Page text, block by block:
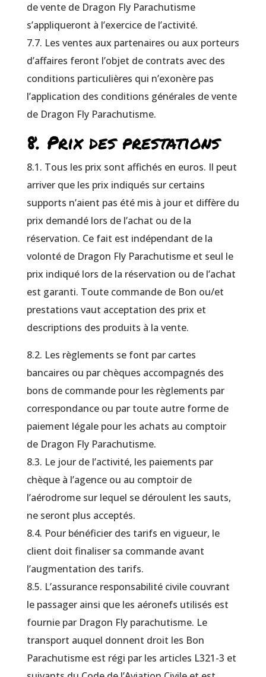
de vente de Dragon Fly Parachutisme
s’appliqueront à l’exercice de l’activité.
7.7. Les ventes aux partenaires ou aux porteurs
d’affaires feront l’objet de contrats avec des
conditions particulières qui n’exonère pas
l’application des conditions générales de vente
de Dragon Fly Parachutisme.
8. Prix des prestations
8.1. Tous les prix sont affichés en euros. Il peut
arriver que les prix indiqués sur certains
supports n’aient pas été mis à jour et diffère du
prix demandé lors de l’achat ou de la
réservation. Ce fait est indépendant de la
volonté de Dragon Fly Parachutisme et seul le
prix indiqué lors de la réservation ou de l’achat
est garanti. Toute commande de Bon ou/et
prestations vaut acceptation des prix et
descriptions des produits à la vente.
8.2. Les règlements se font par cartes
bancaires ou par chèques accompagnés des
bons de commande pour les règlements par
correspondance ou par toute autre forme de
paiement légale pour les achats au comptoir
de Dragon Fly Parachutisme.
8.3. Le jour de l’activité, les paiements par
chèque à l’agence ou au comptoir de
l’aérodrome sur lequel se déroulent les sauts,
ne seront plus acceptés.
8.4. Pour bénéficier des tarifs en vigueur, le
client doit finaliser sa commande avant
l’augmentation des tarifs.
8.5. L’assurance responsabilité civile couvrant
le passager ainsi que les aéronefs utilisés est
fournie par Dragon Fly parachutisme. Le
transport auquel donnent droit les Bon
Parachutisme est régi par les articles L321-3 et